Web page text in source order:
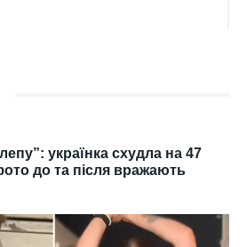
українка схудла на 47
до та після вражають